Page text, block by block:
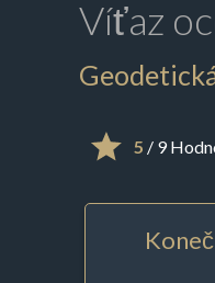
Víťaz
5 / 9